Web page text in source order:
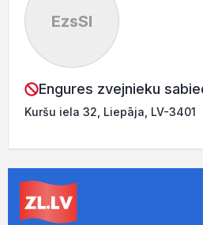
EzsSI
Engures zvejnieku
Kuršu iela 32, Liepāja, LV-3401